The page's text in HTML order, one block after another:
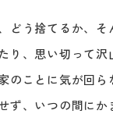
う捨てるか、そ
、思い切って
のことに気が回
ず、いつの間にか